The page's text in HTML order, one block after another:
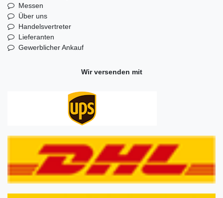
Messen
Über uns
Handelsvertreter
Lieferanten
Gewerblicher Ankauf
Wir versenden mit